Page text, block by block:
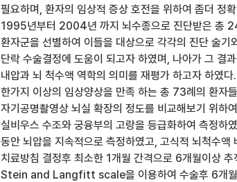
필요하며, 환자의 임상적 증상 호전을 위하여 좀더 정
1995년부터 2004년 까지 뇌수종으로 진단받은 총
환자군을 선별하여 이들을 대상으로 각각의 진단 술
단락 수술결정에 도움이 되고자 하였며, 나아가 그 결
내압과 뇌 척수액 역학의 의미를 재평가 하고자 하였
한가지 이상의 임상양상을 만족 하는 총 73례의 환자
자기공명촬영상 뇌실 확장의 정도를 비교해보기 위
실비우스 수조와 궁융부의 고랑을 등급화하여 측정하
동안 뇌압을 지속적으로 측정하였고, 고식적 뇌척수
치료방침 결정후 최소한 1개월 간격으로 6개월이상
Stein and Langfitt scale을 이용하여 수술후 6개월